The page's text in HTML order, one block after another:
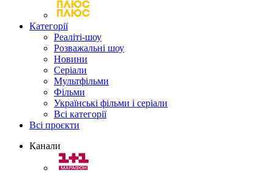
Категорії
Реаліті-шоу
Розважальні шоу
Новини
Серіали
Мультфільми
Фільми
Українські фільми і серіали
Всі категорії
Всі проєкти
Канали